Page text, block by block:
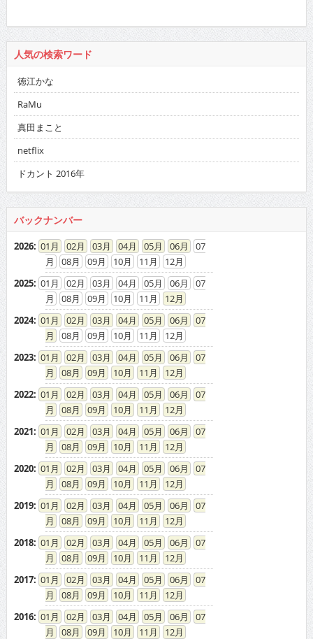
人気の検索ワード
徳江かな
RaMu
真田まこと
netflix
ドカント 2016年
バックナンバー
2026: 01 02 03 04 05 06
07
08
09 10 11
12
2025: 01 02 03 04 05 06
07
08
09 10 11
12
2024: 01 02 03 04 05 06
07
08
09 10 11
12
2023: 01 02 03 04 05 06
07
08
09 10 11
12
2022: 01 02 03 04 05 06
07
08
09 10 11
12
2021: 01 02 03 04 05 06
07
08
09 10 11
12
2020: 01 02 03 04 05 06
07
08
09 10 11
12
2019: 01 02 03 04 05 06
07
08
09 10 11
12
2018: 01 02 03 04 05 06
07
08
09 10 11
12
2017: 01 02 03 04 05 06
07
08
09 10 11
12
2016: 01 02 03 04 05 06
07
08
09 10 11
12